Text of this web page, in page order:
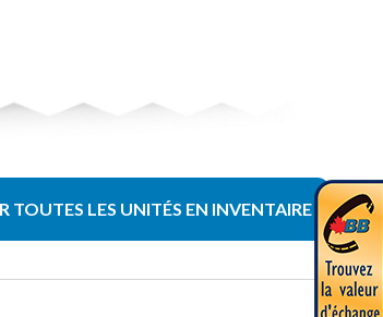
TOUTES LES UNITÉS EN INVENTAIRE